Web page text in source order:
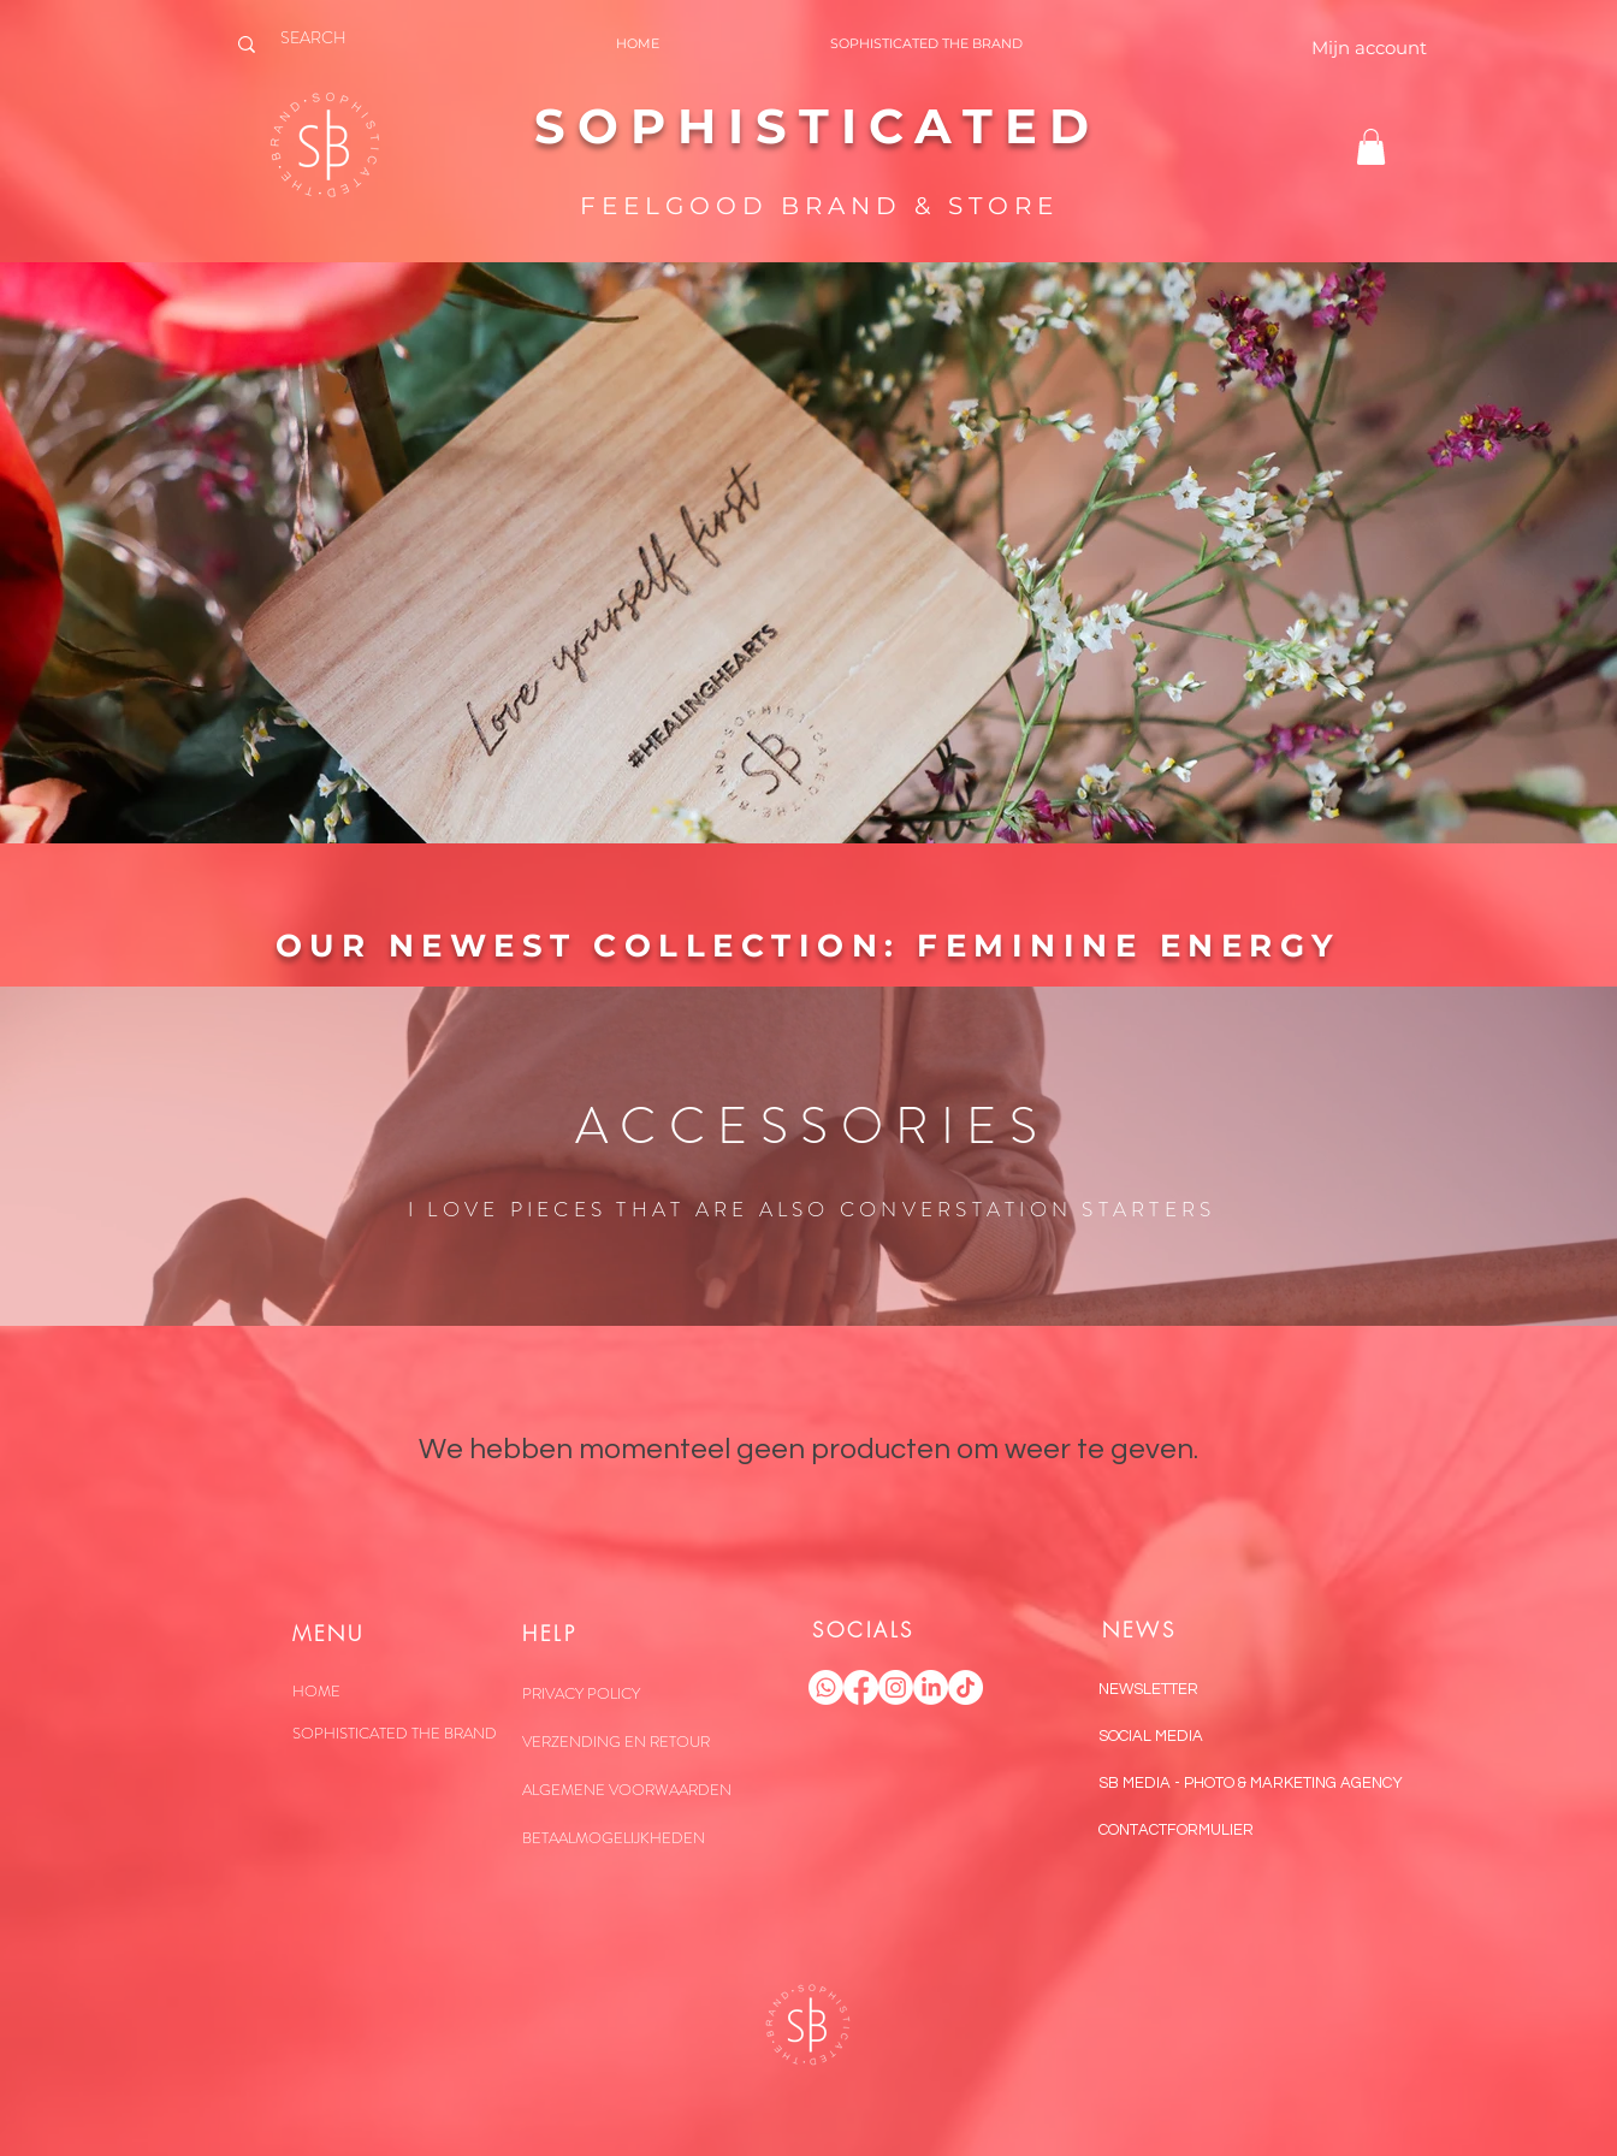
HOME SOPHISTICATED THE BRAND
SOPHISTICATED
FEELGOOD BRAND & STORE
Mijn account
OUR NEWEST COLLECTION: FEMININE ENERGY
ACCESSORIES
I LOVE PIECES THAT ARE ALSO CONVERSTATION STARTERS
We hebben momenteel geen producten om weer te geven.
MENU
HOME
SOPHISTICATED THE BRAND
HELP
PRIVACY POLICY
VERZENDING EN RETOUR
ALGEMENE VOORWAARDEN
BETAALMOGELIJKHEDEN
SOCIALS NEWS
NEWSLETTER
SOCIAL MEDIA
SB MEDIA - PHOTO & MARKETING AGENCY
CONTACTFORMULIER